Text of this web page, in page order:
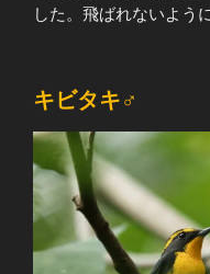
した。飛ばれないよう
キビタキ♂